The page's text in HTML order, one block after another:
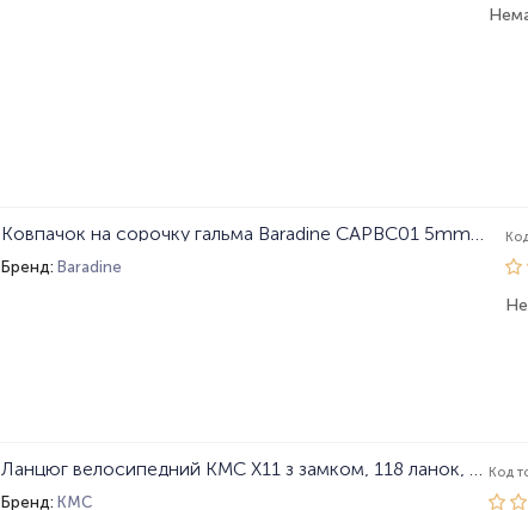
Ковпачок на сорочку гальма Baradine CAPBC01 5mm, 1шт
Бренд: Baradine
Ланцюг велосипедний KMC X11 з замком, 118 ланок, 11 зірок
Бренд: KMC
Код